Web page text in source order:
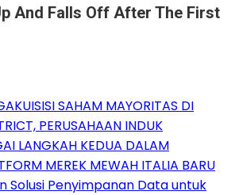
And Falls Off After The First
SAHAM MAYORITAS DI
PERUSAHAAN INDUK
LANGKAH KEDUA DALAM
MEREK MEWAH ITALIA BARU
Solusi Penyimpanan Data untuk